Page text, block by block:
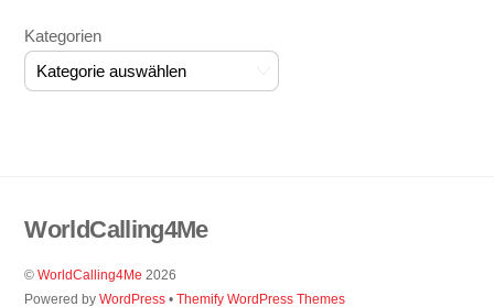
Kategorien
WorldCalling4Me
©WorldCalling4Me 2026
Powered byWordPress •Themify WordPress Themes